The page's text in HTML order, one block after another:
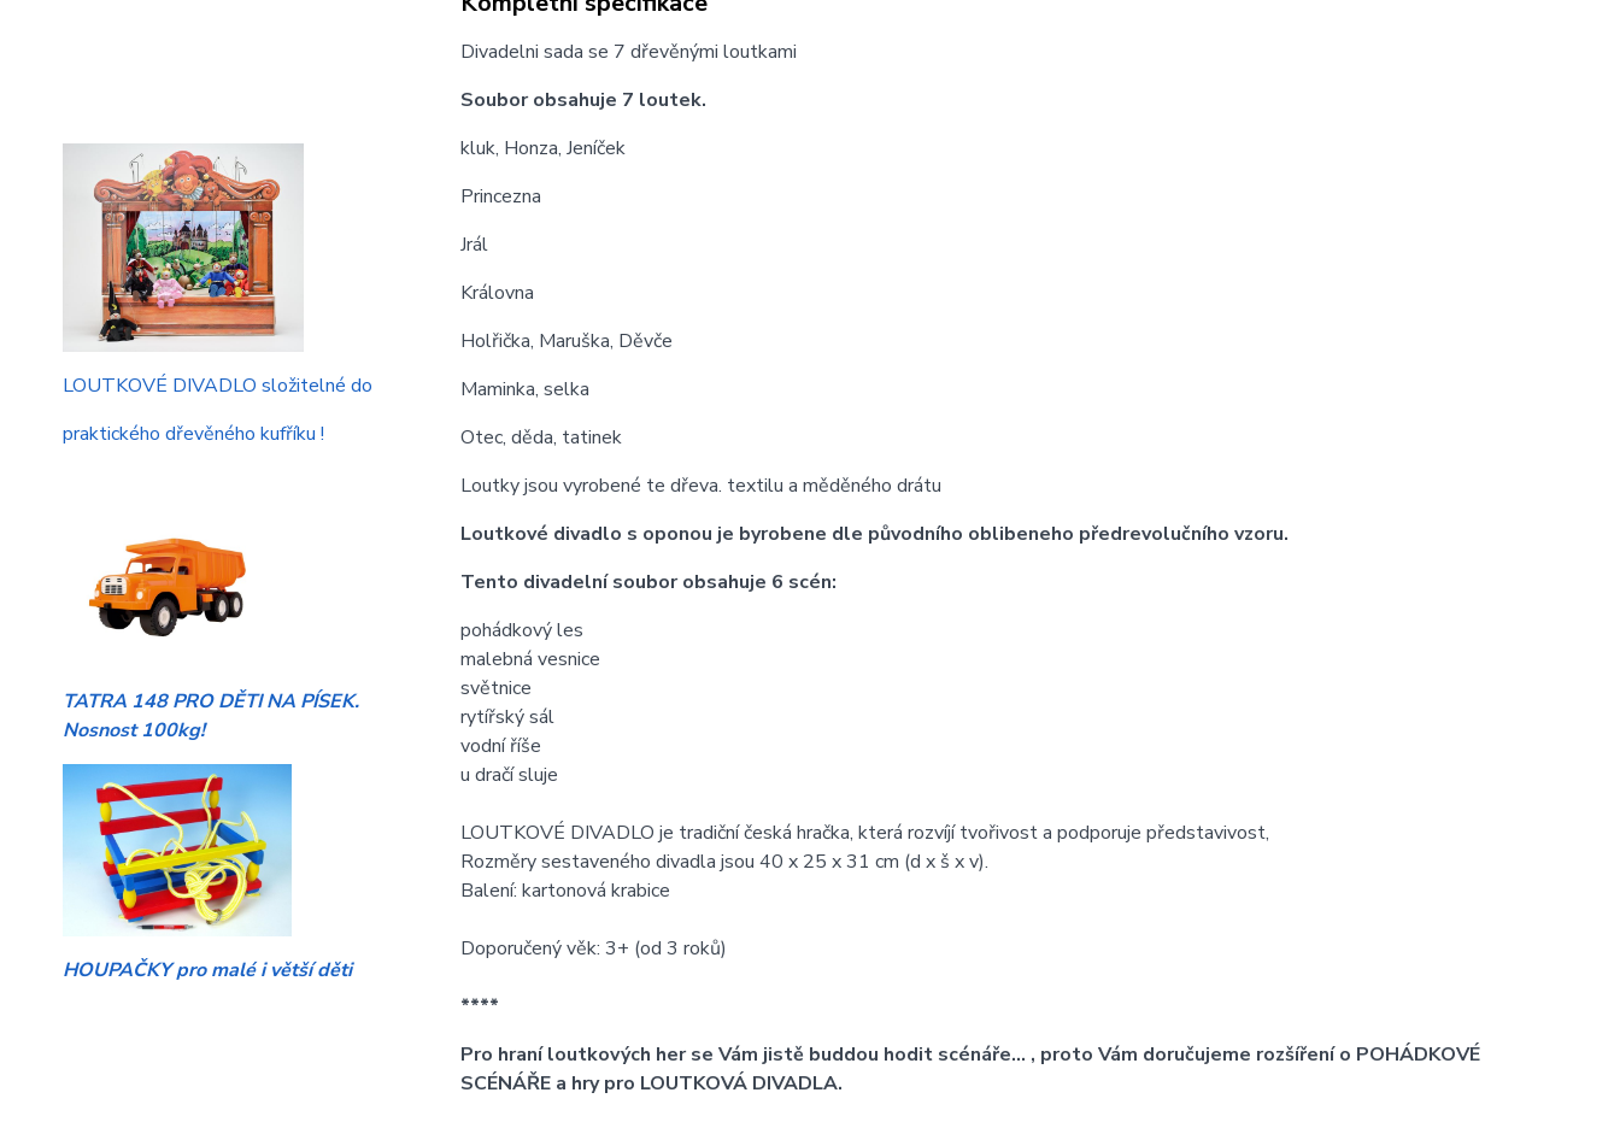
LOUTKOVÉ DIVADLO složitelné do
praktického dřevěného kufříku !
TATRA 148 PRO DĚTI NA PÍSEK.
Nosnost 100kg!
HOUPAČKY pro malé i větší děti
Divadelni sada se 7 dřevěnými loutkami
Soubor obsahuje 7 loutek.
kluk, Honza, Jeníček
Princezna
Jrál
Královna
Holřička, Maruška, Děvče
Maminka, selka
Otec, děda, tatinek
Loutky jsou vyrobené te dřeva. textilu a měděného drátu
Loutkové divadlo s oponou je byrobene dle původního oblibeneho předrevolučního vzoru.
Tento divadelní soubor obsahuje 6 scén:
pohádkový les
malebná vesnice
světnice
rytířský sál
vodní říše
u dračí sluje
LOUTKOVÉ DIVADLO je tradiční česká hračka, která rozvíjí tvořivost a podporuje představivost,
Rozměry sestaveného divadla jsou 40 x 25 x 31 cm (d x š x v).
Balení: kartonová krabice
Doporučený věk: 3+ (od 3 roků)
****
Pro hraní loutkových her se Vám jistě buddou hodit scénáře... , proto Vám doručujeme rozšíření o POHÁDKOVÉ
SCÉNÁŘE a hry pro LOUTKOVÁ DIVADLA.